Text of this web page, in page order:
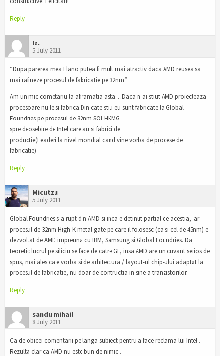
Reply
Iz.
5 July 2011
“Dupa parerea mea Llano putea fi mult mai atractiv daca AMD reusea sa
mai rafineze procesul de fabricatie pe 32nm”
Am un mic cometariu la afiramatia asta…Daca n-ai stiut AMD proiecteaza
procesoare nu le si fabrica.Din cate stiu eu sunt fabricate la Global
Foundries pe procesul de 32nm SOI-HKMG
spre deosebire de Intel care au si fabrici de
productie(Leaderi la nivel mondial cand vine vorba de procese de
fabricatie)
Reply
Micutzu
5 July 2011
Global Foundries s-a rupt din AMD si inca e detinut partial de acestia, iar
procesul de 32nm High-K metal gate pe care il folosesc (ca si cel de 45nm) e
dezvoltat de AMD impreuna cu IBM, Samsung si Global Foundries. Da,
teoretic lucrul pe siliciu se face de catre GF, insa AMD are un cuvant serios de
spus, mai ales ca e vorba si de arhitectura / layout-ul chip-ului adaptat la
procesul de fabricatie, nu doar de contructia in sine a tranzistorilor.
Reply
sandu mihail
8 July 2011
Ca de obicei comentarii pe langa subiect pentru a face reclama lui Intel .
Rezulta clar ca AMD nu este bun de nimic .